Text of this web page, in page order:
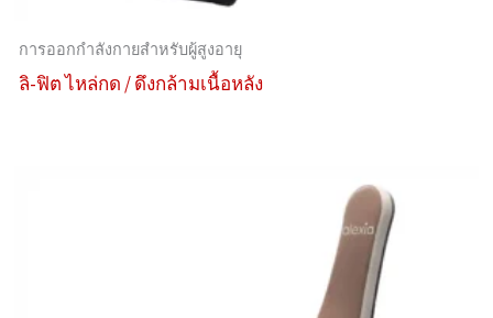
การออกกำลังกายสำหรับผู้สูงอายุ
ลิ-ฟิต ไหล่กด / ดึงกล้ามเนื้อหลัง